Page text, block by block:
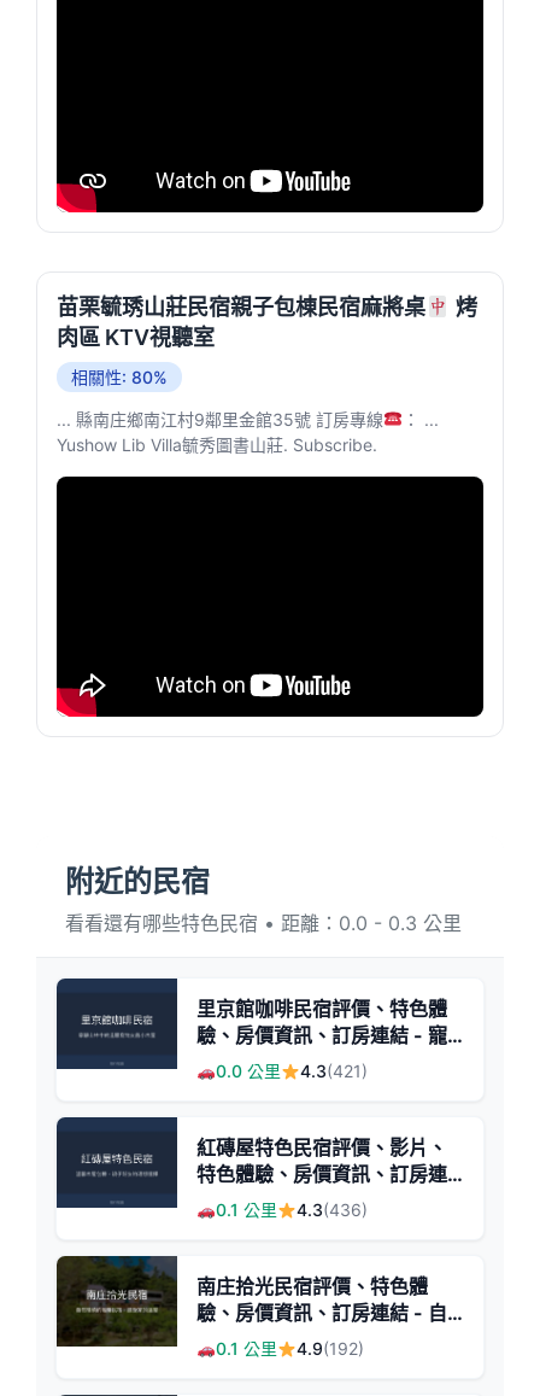
苗栗毓琇山莊民宿親子包棟民宿麻將桌
烤
肉區 KTV視聽室
相關性: 80%
... 縣南庄鄉南江村9鄰里金館35號 訂房專線
： ...
Yushow Lib Villa毓秀圖書山莊. Subscribe.
附近的民宿
看看還有哪些特色民宿 • 距離：0.0 - 0.3 公里
里京館咖啡民宿評價、特色體
驗、房價資訊、訂房連結 - 寵
物友善與自然生態
0.0 公里 4.3(421)
紅磚屋特色民宿評價、影片、
特色體驗、房價資訊、訂房連
結 - 溫馨包棟與自然庭園
0.1 公里 4.3(436)
南庄拾光民宿評價、特色體
驗、房價資訊、訂房連結 - 自
然療癒與溫馨家的感覺
0.1 公里 4.9(192)